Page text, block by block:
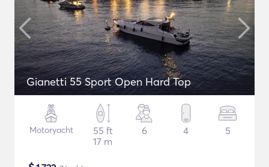
Gianetti 55 Sport Open Hard Top
Motoryacht
55 ft
17 m
6 4 5